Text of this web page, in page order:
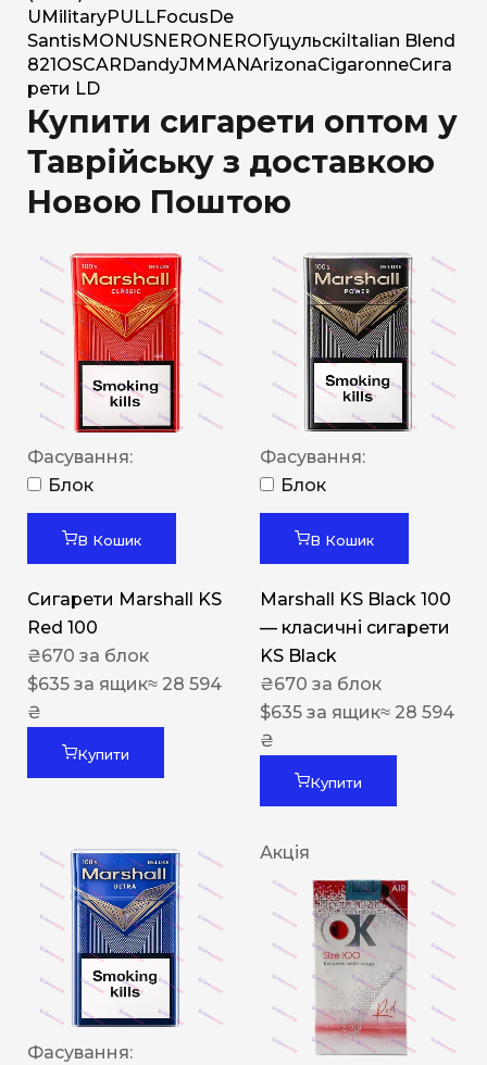
U MilitaryPULLFocus De
Santis MONUSNERO NERO Гуцульскі Italian Blend
821 OSCAR DandyJM MANArizonaCigaronneСига
рети LD
Купити сигарети оптом у
Таврійську з доставкою
Новою Поштою
Фасування:
Блок
В Кошик
Сигарети Marshall KS
Red 100
₴670 за блок
$635 за ящик≈ 28 594
₴
Купити
Фасування:
Блок
В Кошик
Marshall KS Black 100
— класичні сигарети
KS Black
₴670 за блок
$635 за ящик≈ 28 594
₴
Купити
Фасування:
Акція